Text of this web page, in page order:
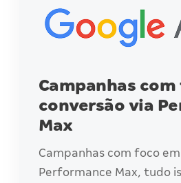
Campanhas
conversão via
Max
Campanhas com foco
Performance Max, tudo